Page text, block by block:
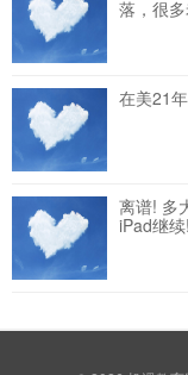
落，很
在美21
离谱! 多
iPad继续!